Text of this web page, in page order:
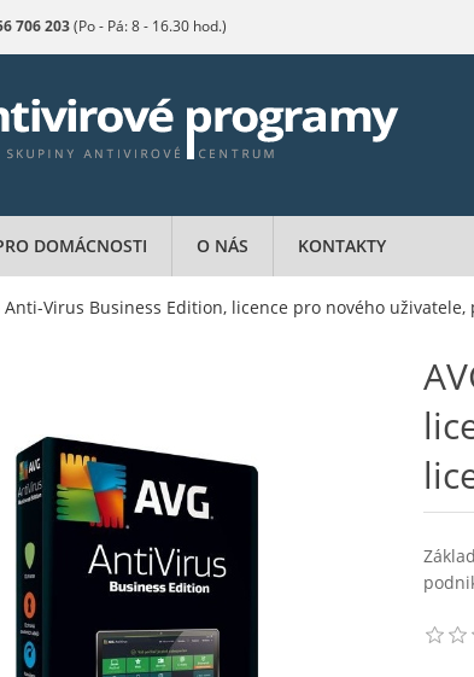
706 203(Po - Pá: 8 - 16.30 hod.)
DOMÁCNOSTI O NÁS KONTAKTY
Anti-Virus Business Edition, licence pro nového